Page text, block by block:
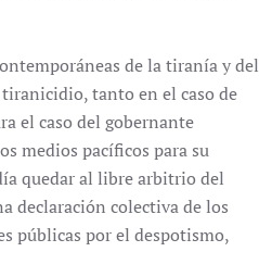
de la tiranía y del
tanto en el caso de
el caso del gobernante
medios pacíficos para su
quedar al libre arbitrio del
declaración colectiva de los
públicas por el despotismo,